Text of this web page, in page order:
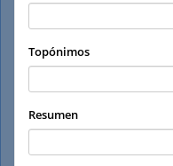
Topónimos
Resumen